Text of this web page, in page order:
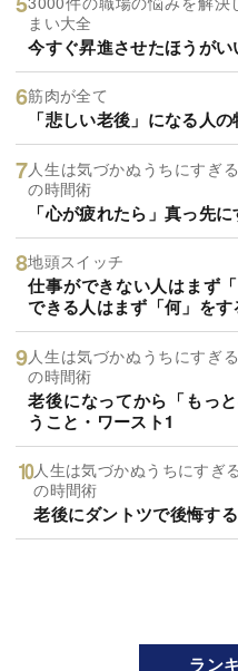
まい大全
今すぐ昇進させたほうが
筋肉が全て
「悲しい老後」になる人
人生は気づかぬうちにすぎ
の時間術
「心が疲れたら」真っ先
地頭スイッチ
仕事ができない人はまず
できる人はまず「何」をす
人生は気づかぬうちにすぎ
の時間術
老後になってから「もっ
うこと・ワースト1
人生は気づかぬうちにすぎ
の時間術
老後にダントツで後悔す
ラン